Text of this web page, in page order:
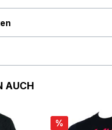
AUCH
%